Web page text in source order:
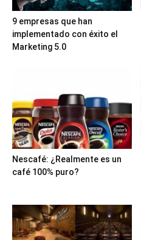
9 empresas que han
implementado con éxito el
Marketing 5.0
Nescafé: ¿Realmente es un
café 100% puro?